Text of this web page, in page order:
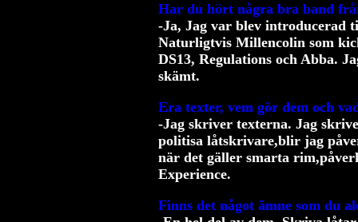
Har du hört några bra band
-Ja, Jag var blev introducerad
Naturligtvis Millencolin som
DS13, Regulations och Abba.
skämt.
Era texter, vem gör dem och
-Jag skriver texterna. Jag
politisa låtskrivare,blir jag
när det gäller smarta
Experience.
Finns det något ämne som du